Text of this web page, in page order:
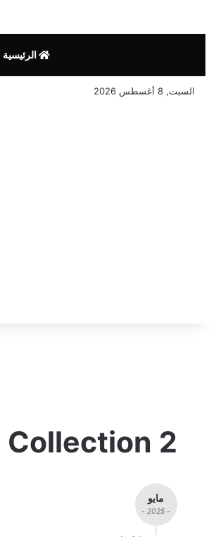
الرئيسية
السبت, 8 أغسطس 2026
2
مايو
- 2025 -